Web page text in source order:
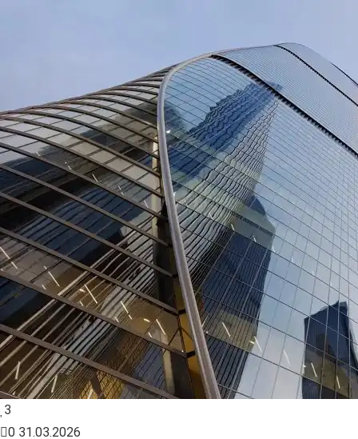
3
0 31.03.2026